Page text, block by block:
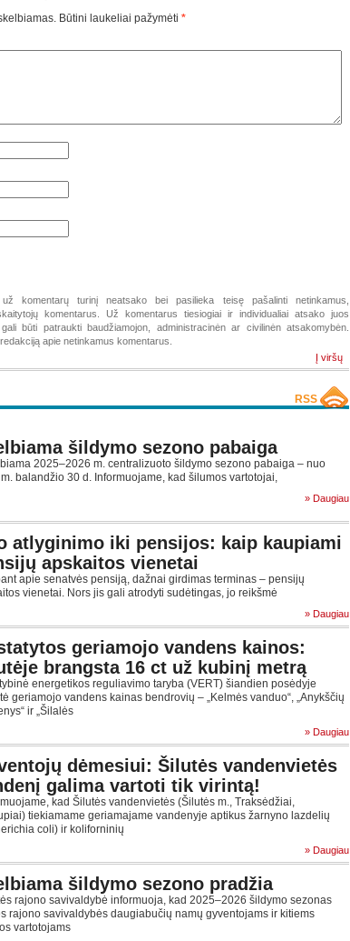
Būtini laukeliai pažymėti *
už komentarų turinį neatsako bei pasilieka teisę pašalinti netinkamus,
komentarus. Už komentarus tiesiogiai ir individualiai atsako juos
būti patraukti baudžiamojon, administracinėn ar civilinėn atsakomybėn.
apie netinkamus komentarus.
Į viršų
RSS
šildymo sezono pabaiga
2025–2026 m. centralizuoto šildymo sezono pabaiga – nuo
balandžio 30 d. Informuojame, kad šilumos vartotojai,
» Daugiau
atlyginimo iki pensijos: kaip kaupiami
apskaitos vienetai
apie senatvės pensiją, dažnai girdimas terminas – pensijų
vienetai. Nors jis gali atrodyti sudėtingas, jo reikšmė
» Daugiau
geriamojo vandens kainos:
brangsta 16 ct už kubinį metrą
energetikos reguliavimo taryba (VERT) šiandien posėdyje
geriamojo vandens kainas bendrovių ‒ „Kelmės vanduo“, „Anykščių
ir „Šilalės
» Daugiau
dėmesiui: Šilutės vandenvietės
galima vartoti tik virintą!
kad Šilutės vandenvietės (Šilutės m., Traksėdžiai,
tiekiamame geriamajame vandenyje aptikus žarnyno lazdelių
coli) ir koliforninių
» Daugiau
šildymo sezono pradžia
rajono savivaldybė informuoja, kad 2025–2026 šildymo sezonas
rajono savivaldybės daugiabučių namų gyventojams ir kitiems
vartotojams